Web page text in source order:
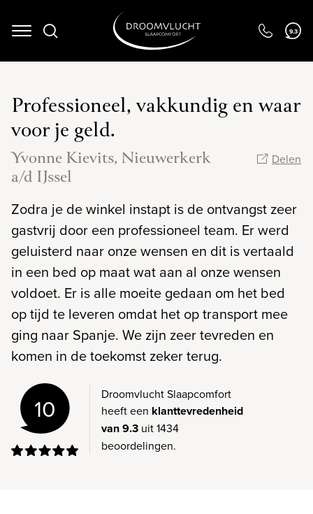
Navigation 9.3
Professioneel, vakkundig en waar
voor je geld.
Yvonne Kievits, Nieuwerkerk
a/d IJssel
Delen
Zodra je de winkel instapt is de ontvangst zeer
gastvrij door een professioneel team. Er werd
geluisterd naar onze wensen en dit is vertaald
in een bed op maat wat aan al onze wensen
voldoet. Er is alle moeite gedaan om het bed
op tijd te leveren omdat het op transport mee
ging naar Spanje. We zijn zeer tevreden en
komen in de toekomst zeker terug.
10
Droomvlucht Slaapcomfort
heeft een klanttevredenheid
van 9.3 uit 1434
beoordelingen.